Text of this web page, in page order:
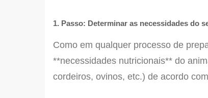
1. Passo: Determinar as necessidades do
Como em qualquer processo de
**necessidades nutricionais** do
cordeiros, ovinos, etc.) de acordo